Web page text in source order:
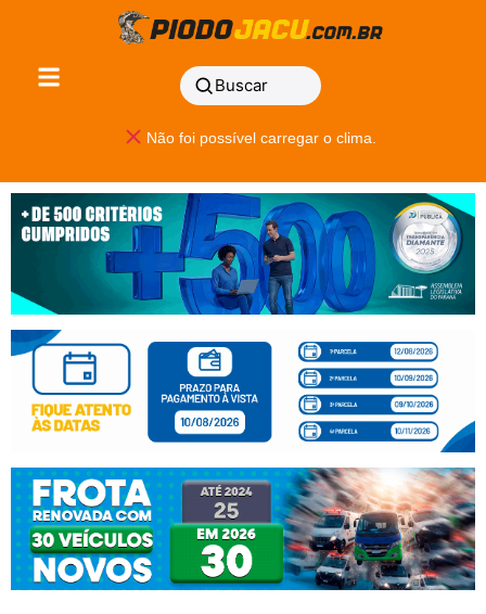
Buscar
Não foi possível carregar o clima.